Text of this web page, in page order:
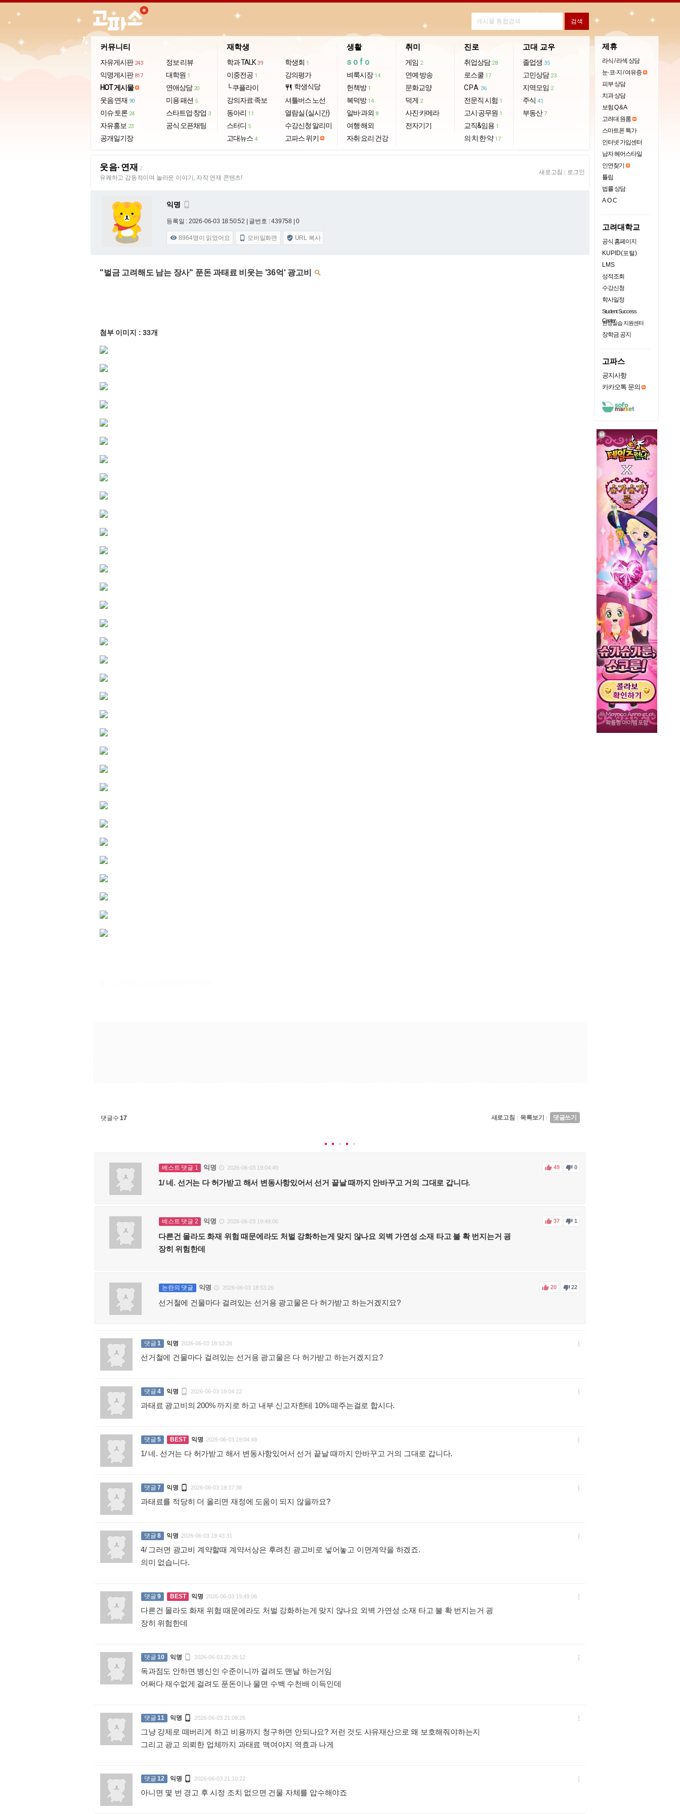
커뮤니티
자유게시판 243
익명게시판 817
HOT 게시물
웃음·연재 90
이슈·토론 24
자유홍보 23
공개일기장
정보·리뷰
대학원 1
연애상담 20
미용·패션 5
스타트업·창업 3
공식 오픈채팅
재학생
학과 TALK 39
이중전공 1
└ 쿠플라이
강의자료·족보
동아리 11
스터디 5
고대뉴스 4
학생회 1
강의평가
restaurant 학생식당
셔틀버스 노선
열람실 (실시간)
수강신청 알리미
고파스 위키
생활
sofo
벼룩시장 14
헌책방 1
복덕방 14
알바·과외 8
여행·해외
자취·요리·건강
취미
게임 2
연예·방송
문화교양
덕게 2
사진·카메라
전자기기
진로
취업상담 28
로스쿨 17
CPA 36
전문직 시험 1
고시·공무원 1
교직&임용 1
의·치·한·약 17
고대 교우
졸업생 35
고민상담 23
지역모임 2
주식 41
부동산 7
import_export
웃음·연재 2
유쾌하고 감동적이며 놀라운 이야기, 자작 연재 콘텐츠!
새로고침 로그인
익명 
등록일 : 2026-06-03 18:50:52 | 글번호 : 439758 | 0
 8964명이 읽었어요  모바일화면  URL 복사
"벌금 고려해도 남는 장사" 푼돈 과태료 비웃는 '36억' 광고비 
첨부 이미지 : 33개
댓글수17 새로고침 | 목록보기 | 댓글쓰기
베스트 댓글 1 익명  2026-06-03 19:04:49
1/ 네. 선거는 다 허가받고 해서 변동사항있어서 선거 끝날 때까지 안바꾸고 거의 그대로 갑니다.
 49  0
베스트 댓글 2 익명  2026-06-03 19:49:06
다른건 몰라도 화재 위험 때문에라도 처벌 강화하는게 맞지 않나요 외벽 가연성 소재 타고 불 확 번지는거 굉
장히 위험한데
 37  1
논란의 댓글 익명  2026-06-03 18:53:26
선거철에 건물마다 걸려있는 선거용 광고물은 다 허가받고 하는거겠지요?
 20  22
댓글1 익명 2026-06-03 18:53:26
선거철에 건물마다 걸려있는 선거용 광고물은 다 허가받고 하는거겠지요?

댓글4 익명  2026-06-03 19:04:22
과태료 광고비의 200% 까지로 하고 내부 신고자한테 10% 떼주는걸로 합시다.

댓글5 BEST 익명 2026-06-03 19:04:49
1/ 네. 선거는 다 허가받고 해서 변동사항있어서 선거 끝날 때까지 안바꾸고 거의 그대로 갑니다.

댓글7 익명  2026-06-03 19:37:38
과태료를 적당히 더 올리면 재정에 도움이 되지 않을까요?

댓글8 익명 2026-06-03 19:43:31
4/ 그러면 광고비 계약할때 계약서상은 후려친 광고비로 넣어놓고 이면계약을 하겠죠.
의미 없습니다.

댓글9 BEST 익명 2026-06-03 19:49:06
다른건 몰라도 화재 위험 때문에라도 처벌 강화하는게 맞지 않나요 외벽 가연성 소재 타고 불 확 번지는거 굉
장히 위험한데

댓글10 익명  2026-06-03 20:26:12
독과점도 안하면 병신인 수준이니까 걸려도 맨날 하는거임
어쩌다 재수없게 걸려도 푼돈이나 물면 수백 수천배 이득인데

댓글11 익명  2026-06-03 21:09:26
그냥 강제로 떼버리게 하고 비용까지 청구하면 안되나요? 저런 것도 사유재산으로 왜 보호해줘야하는지
그리고 광고 의뢰한 업체까지 과태료 맥여야지 역효과 나게

댓글12 익명  2026-06-03 21:10:22
아니면 몇 번 경고 후 시정 조치 없으면 건물 자체를 압수해야죠

제휴
라식 / 라섹 상담
눈·코·지 / 여유증
피부 상담
치과 상담
보험 Q & A
고려대 원룸
스마트폰 특가
인터넷 가입센터
남자 헤어스타일
인연찾기
튤립
법률 상담
AOC
고려대학교
공식 홈페이지
KUPID(포털)
LMS
성적조회
수강신청
학사일정
Student Success
Center
현장실습 지원센터
장학금 공지
고파스
공지사항
카카오톡 문의